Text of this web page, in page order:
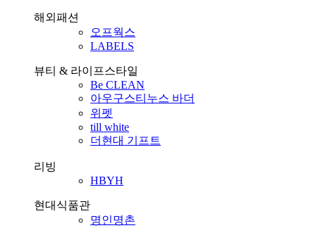
해외패션
오프웍스
LABELS
뷰티 & 라이프스타일
Be CLEAN
아우구스티누스 바더
위펫
till white
더현대 기프트
리빙
HBYH
현대식품관
명인명촌